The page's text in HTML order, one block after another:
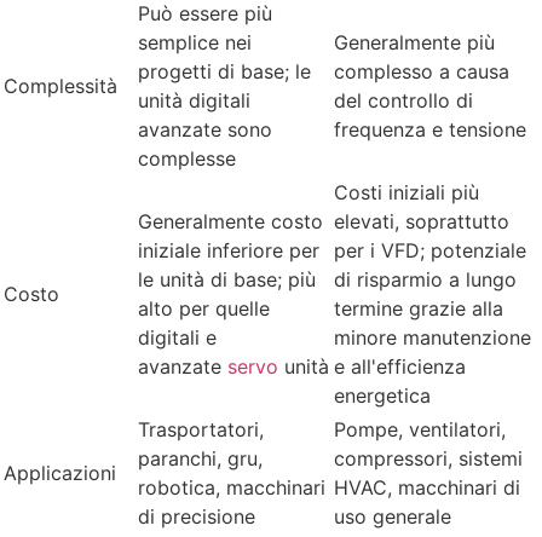
Complessità
Può essere più
semplice nei
progetti di base; le
unità digitali
avanzate sono
complesse
Generalmente più
complesso a causa
del controllo di
frequenza e tensione
Costo
Generalmente costo
iniziale inferiore per
le unità di base; più
alto per quelle
digitali e
avanzate servo unità
Costi iniziali più
elevati, soprattutto
per i VFD; potenziale
di risparmio a lungo
termine grazie alla
minore manutenzione
e all'efficienza
energetica
Applicazioni
Trasportatori,
paranchi, gru,
robotica, macchinari
di precisione
Pompe, ventilatori,
compressori, sistemi
HVAC, macchinari di
uso generale